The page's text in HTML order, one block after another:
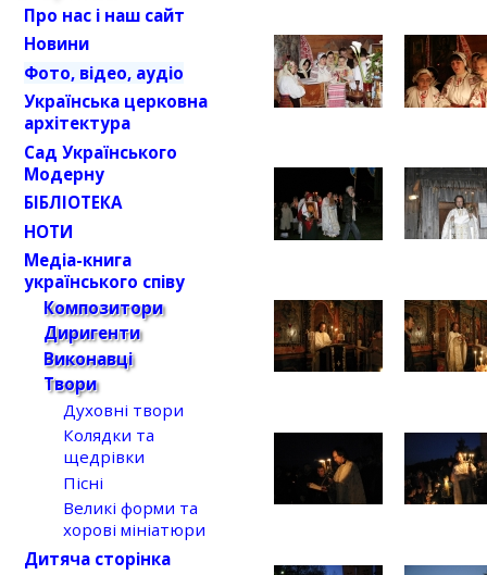
Про нас і наш сайт
Новини
Фото, відео, аудіо
Українська церковна
архітектура
Сад Українського
Модерну
БІБЛІОТЕКА
НОТИ
Медіа-книга
українського співу
Композитори
Диригенти
Виконавці
Твори
Духовні твори
Колядки та
щедрівки
Пісні
Великі форми та
хорові мініатюри
Дитяча сторінка